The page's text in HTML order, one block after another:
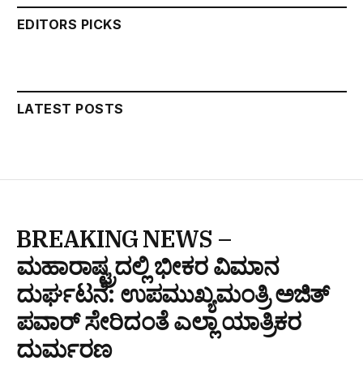
EDITORS PICKS
LATEST POSTS
BREAKING NEWS –
ಮಹಾರಾಷ್ಟ್ರದಲ್ಲಿ ಭೀಕರ ವಿಮಾನ
ದುರ್ಘಟನೆ: ಉಪಮುಖ್ಯಮಂತ್ರಿ ಅಜಿತ್
ಪವಾರ್ ಸೇರಿದಂತೆ ಎಲ್ಲಾ ಯಾತ್ರಿಕರ
ದುರ್ಮರಣ